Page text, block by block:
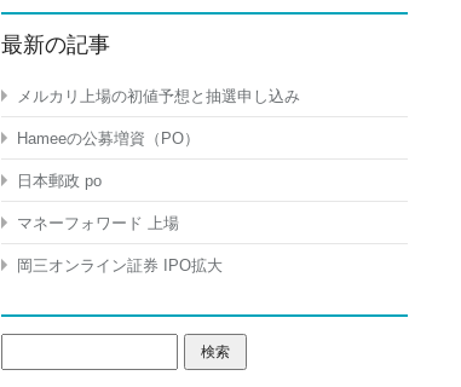
最新の記事
メルカリ上場の初値予想と抽選申し込み
Hameeの公募増資（PO）
日本郵政 po
マネーフォワード 上場
岡三オンライン証券 IPO拡大
索: